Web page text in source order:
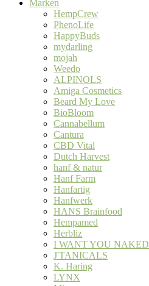
Marken
HempCrew
PhenoLife
HappyBuds
mydarling
mojah
Weedo
ALPINOLS
Amiga Cosmetics
Beard My Love
BioBloom
Cannabellum
Cantura
CBD Vital
Dutch Harvest
hanf & natur
Hanf Farm
Hanfartig
Hanfwerk
HANS Brainfood
Hempamed
Herbliz
I WANT YOU NAKED
J'TANICALS
K. Haring
LYNX